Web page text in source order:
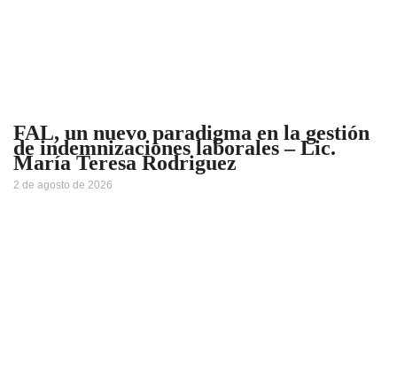
FAL, un nuevo paradigma en la gestión
de indemnizaciones laborales – Lic.
María Teresa Rodriguez
2 de agosto de 2026